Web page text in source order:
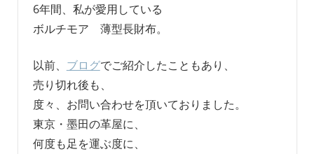
6年間、私が愛用している
ボルチモア 薄型長財布。
以前、 ブログでご紹介したこともあり、
売り切れ後も、
度々、お問い合わせを頂いておりました。
東京・墨田の革屋に、
何度も足を運ぶ度に、